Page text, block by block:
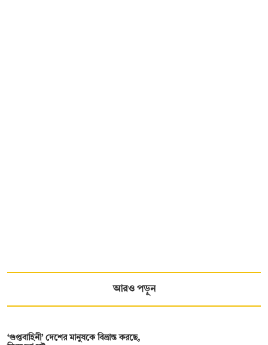
আরও পড়ুন
‘গুপ্তবাহিনী’ দেশের মানুষকে বিভ্রান্ত করছে,